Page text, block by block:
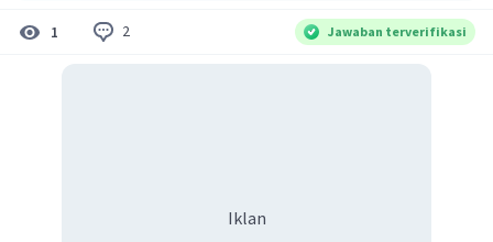
1 2 Jawaban terverifikasi
Iklan